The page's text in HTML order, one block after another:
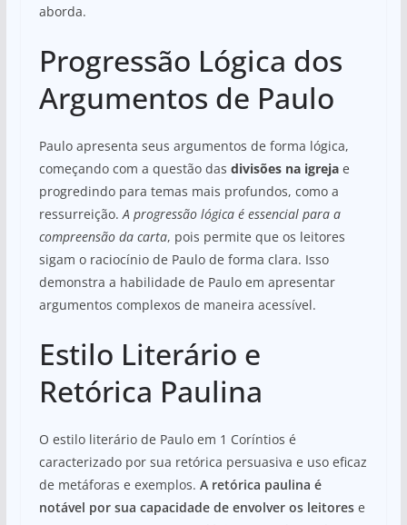
aborda.
Progressão Lógica dos
Argumentos de Paulo
Paulo apresenta seus argumentos de forma lógica,
começando com a questão das divisões na igrejae
progredindo para temas mais profundos, como a
ressurreição.A progressão lógica é essencial para a
compreensão da carta, pois permite que os leitores
sigam o raciocínio de Paulo de forma clara. Isso
demonstra a habilidade de Paulo em apresentar
argumentos complexos de maneira acessível.
Estilo Literário e
Retórica Paulina
O estilo literário de Paulo em 1 Coríntios é
caracterizado por sua retórica persuasiva e uso eficaz
de metáforas e exemplos. A retórica paulina é
notável por sua capacidade de envolver os leitorese